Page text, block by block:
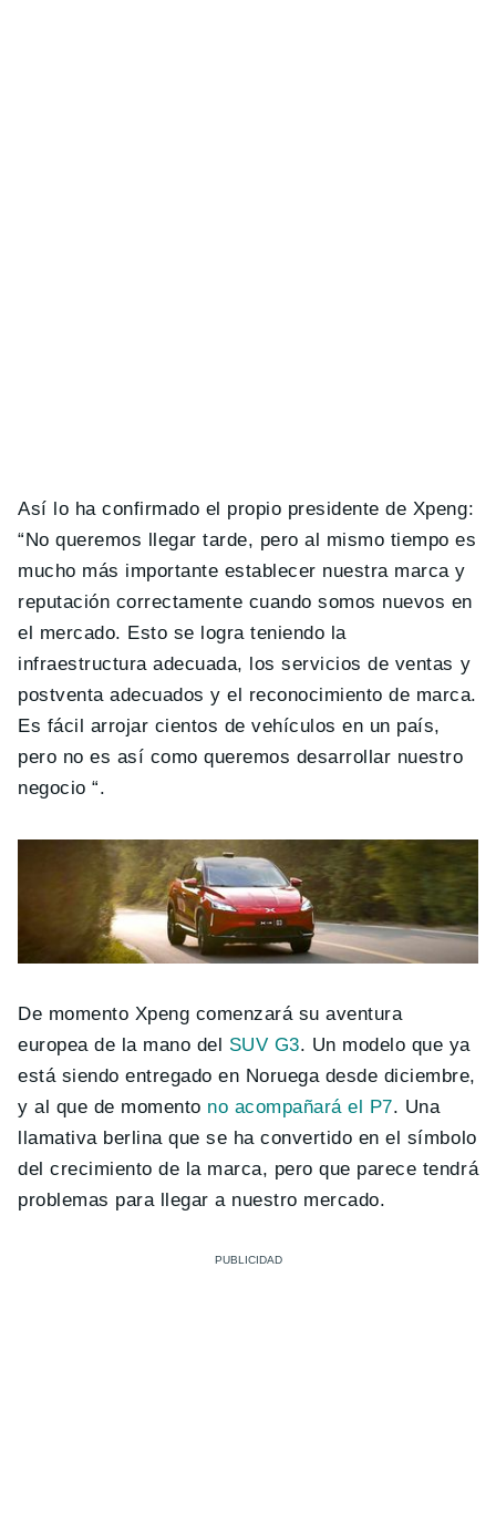
Así lo ha confirmado el propio presidente de Xpeng:
“No queremos llegar tarde, pero al mismo tiempo es
mucho más importante establecer nuestra marca y
reputación correctamente cuando somos nuevos en
el mercado. Esto se logra teniendo la
infraestructura adecuada, los servicios de ventas y
postventa adecuados y el reconocimiento de marca.
Es fácil arrojar cientos de vehículos en un país,
pero no es así como queremos desarrollar nuestro
negocio “.
De momento Xpeng comenzará su aventura
europea de la mano del SUV G3. Un modelo que ya
está siendo entregado en Noruega desde diciembre,
y al que de momento no acompañará el P7. Una
llamativa berlina que se ha convertido en el símbolo
del crecimiento de la marca, pero que parece tendrá
problemas para llegar a nuestro mercado.